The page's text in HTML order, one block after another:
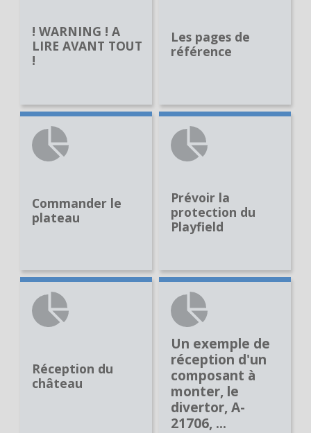
! WARNING ! A
LIRE AVANT TOUT
!
Les pages de
référence
Commander le
plateau
Prévoir la
protection du
Playfield
Réception du
château
Un exemple de
réception d'un
composant à
monter, le
divertor, A-
21706, ...